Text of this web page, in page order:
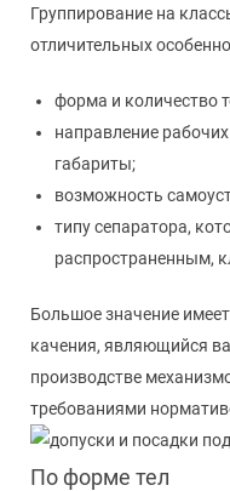
Группирование на
отличительных
форма и количество
направление
габариты;
возможность
типу сепаратора,
распространенным,
Большое значение
качения, являющийся
производстве
требованиями
По форме тел